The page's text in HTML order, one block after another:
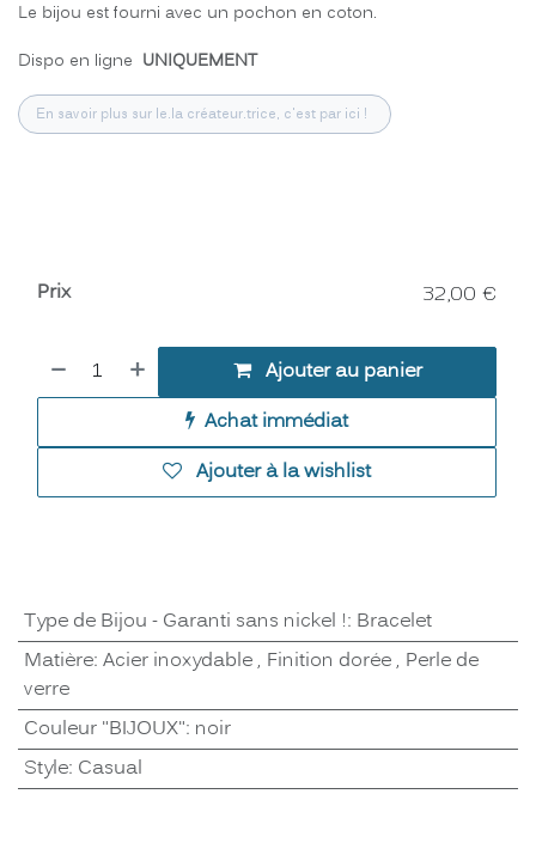
Le bijou est fourni avec un pochon en coton.
Dispo en ligne UNIQUEMENT
En savoir plus sur le.la créateur.trice, c'est par ici !
Ajouter au panier
Achat immédiat
Ajouter à la wishlist
Prix 32,00 €
Type de Bijou - Garanti sans nickel !: Bracelet
Matière: Acier inoxydable, Finition dorée, Perle de
verre
Couleur "BIJOUX": noir
Style: Casual